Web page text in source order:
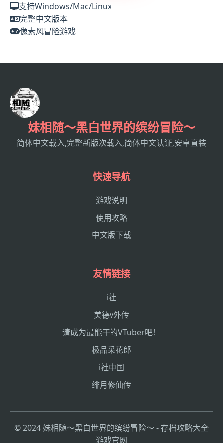
支持Windows/Mac/Linux
完整中文版本
像素风冒险游戏
妹相随～黑白世界的缤纷冒险～
简体中文载入,完整新版次载入,简体中文认证,安卓直装
快速导航
游戏说明
使用攻略
中文版下载
友情链接
i社
美德v外传
请成为最能干的VTuber吧！
极品采花郎
i社中国
绯月修仙传
© 2024 妹相随～黑白世界的缤纷冒险～ - 存档攻略大全
游戏官网